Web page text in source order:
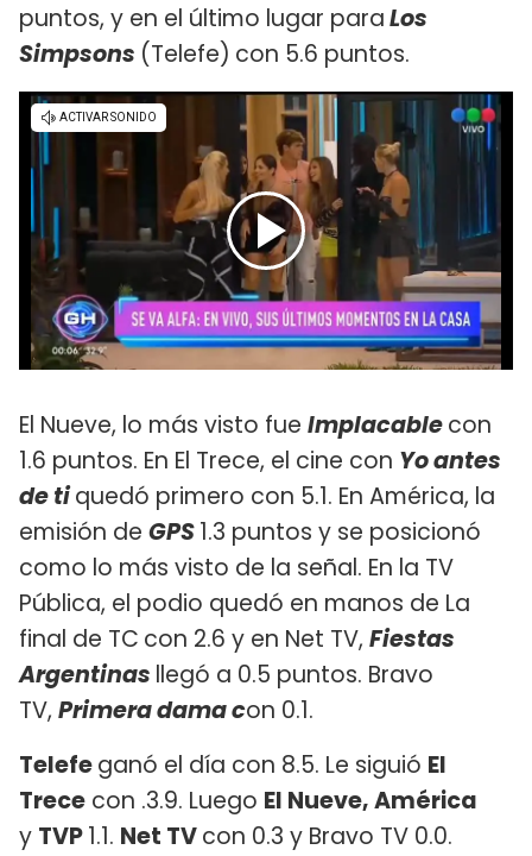
puntos, y en el último lugar paraLos
Simpsons (Telefe) con 5.6 puntos.
El Nueve, lo más visto fue Implacablecon
1.6 puntos. En El Trece, el cine con Yo antes
de tiquedó primero con 5.1. En América, la
emisión de GPS1.3 puntos y se posicionó
como lo más visto de la señal. En la TV
Pública, el podio quedó en manos de La
final de TC con 2.6 y en Net TV, Fiestas
Argentinas llegó a 0.5 puntos. Bravo
TV, Primera dama con 0.1.
Telefeganó el día con 8.5. Le siguió El
Trece con .3.9. Luego El Nueve, América
y TVP1.1. Net TVcon 0.3 y Bravo TV 0.0.